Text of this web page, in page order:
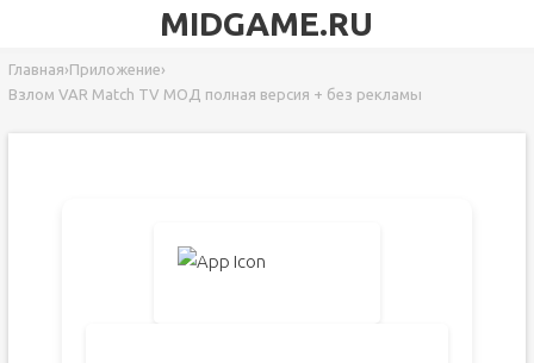
MIDGAME.RU
Главная›Приложение›
Взлом VAR Match TV МОД полная версия + без рекламы